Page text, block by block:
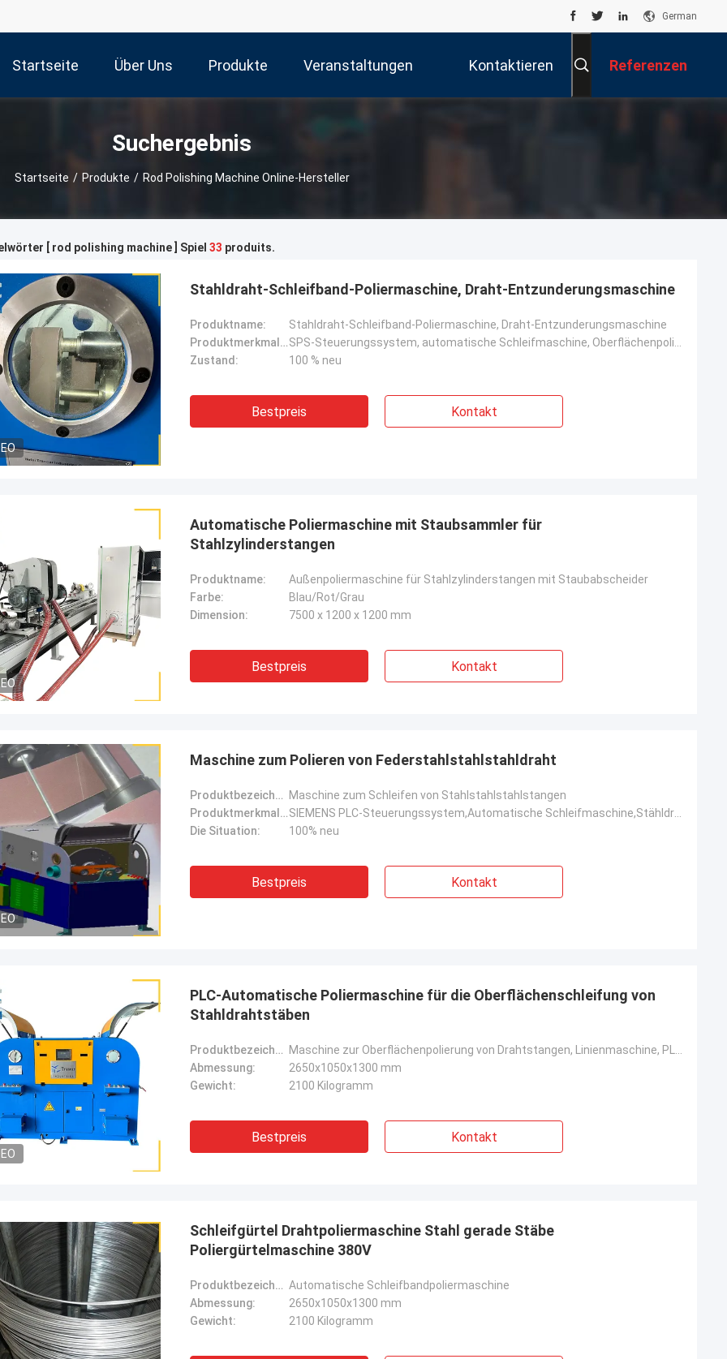
German
Startseite Über Uns Produkte Veranstaltungen Kontaktieren Referenzen
Suchergebnis
Startseite / Produkte / Rod Polishing Machine Online-Hersteller
[ rod polishing machine ] Spiel 33 produits.
Stahldraht-Schleifband-Poliermaschine, Draht-Entzunderungsmaschine
Produktname:
Stahldraht-Schleifband-Poliermaschine, Draht-Entzunderungsmaschine
Produktmerkmale:
Zustand:
100 % neu
Bestpreis Kontakt
Automatische Poliermaschine mit Staubsammler für
Stahlzylinderstangen
Produktname:
Außenpoliermaschine für Stahlzylinderstangen mit Staubabscheider
Farbe:
Blau/Rot/Grau
Dimension:
7500 x 1200 x 1200 mm
Bestpreis Kontakt
Maschine zum Polieren von Federstahlstahlstahldraht
Produktbezeichnung:
Maschine zum Schleifen von Stahlstahlstahlstangen
Produktmerkmale:
Die Situation:
100% neu
Bestpreis Kontakt
PLC-Automatische Poliermaschine für die Oberflächenschleifung von
Stahldrahtstäben
Produktbezeichnung:
Abmessung:
2650x1050x1300 mm
Gewicht:
2100 Kilogramm
Bestpreis Kontakt
Schleifgürtel Drahtpoliermaschine Stahl gerade Stäbe
Poliergürtelmaschine 380V
Produktbezeichnung: Automatische Schleifbandpoliermaschine
Abmessung:
2650x1050x1300 mm
Gewicht:
2100 Kilogramm